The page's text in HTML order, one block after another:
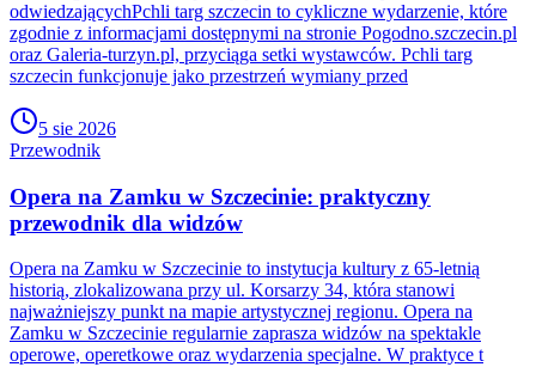
odwiedzającychPchli targ szczecin to cykliczne wydarzenie, które
zgodnie z informacjami dostępnymi na stronie Pogodno.szczecin.pl
oraz Galeria-turzyn.pl, przyciąga setki wystawców. Pchli targ
szczecin funkcjonuje jako przestrzeń wymiany przed
5 sie 2026
Przewodnik
Opera na Zamku w Szczecinie: praktyczny
przewodnik dla widzów
Opera na Zamku w Szczecinie to instytucja kultury z 65-letnią
historią, zlokalizowana przy ul. Korsarzy 34, która stanowi
najważniejszy punkt na mapie artystycznej regionu. Opera na
Zamku w Szczecinie regularnie zaprasza widzów na spektakle
operowe, operetkowe oraz wydarzenia specjalne. W praktyce t